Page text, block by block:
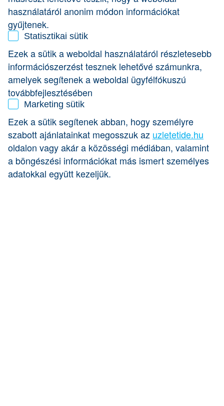
Ugyanakkor a digitalizáció számos újdonságot hordoz
magában.
De minden digitális megoldás, minden cégnek hasznos?
Hogyan lehet eldönteni, hogy mit célszerű digitalizálni?
Erről beszélgettünk az RTL KlubCápák között c.
műsorának egyik befektetőjével, Lakatos Istvánnal. A
K&H szakértője pedig azt is elárulja, hogy a
fenntarthatóság hogyan kapcsolódik napjainkban az üzleti
sikerekhez.
Nézd meg a videót & készülj fel Te is a szintlépésre!
használatáról anonim módon információkat
gyűjtenek.
Statisztikai sütik
Ezek a sütik a weboldal használatáról részletesebb
információszerzést tesznek lehetővé számunkra,
amelyek segítenek a weboldal ügyfélfókuszú
továbbfejlesztésében
Marketing sütik
Ezek a sütik segítenek abban, hogy személyre
szabott ajánlatainkat megosszuk az uzletetide.hu
oldalon vagy akár a közösségi médiában, valamint
a böngészési információkat más ismert személyes
adatokkal együtt kezeljük.